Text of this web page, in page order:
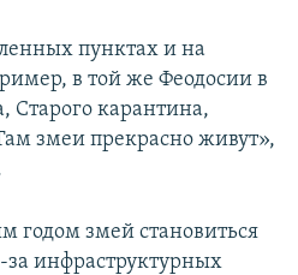
пунктах и на
в той же Феодосии в
Старого карантина,
змеи прекрасно живут»,
годом змей становиться
инфраструктурных